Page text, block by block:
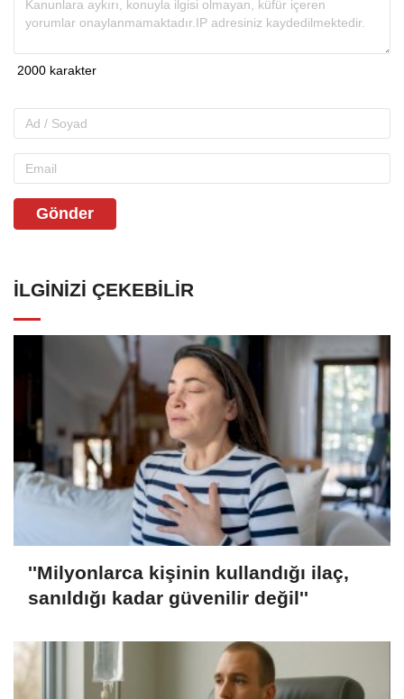
Gönder
İLGINIZI ÇEKEBILIR
''Milyonlarca kişinin kullandığı ilaç,
sanıldığı kadar güvenilir değil''